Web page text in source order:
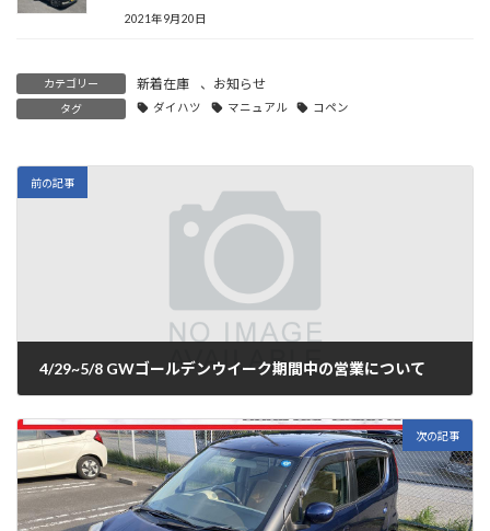
2021年9月20日
カテゴリー 新着在庫 、 お知らせ
タグ ダイハツ マニュアル コペン
前の記事
4/29~5/8 GWゴールデンウイーク期間中の営業について
次の記事